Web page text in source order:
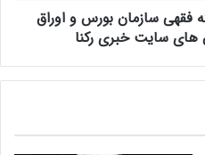
فقهی سازمان بورس و اوراق
های سایت خبری رکنا